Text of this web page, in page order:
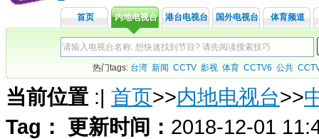
首页 内地电视台 港台电视台 国外电视台 体育频道
热门tags: 台湾 新闻 CCTV 影视 体育 CCTV6 公共
当前位置 :| 首页>>内地电视台>>
Tag：
更新时间： 2018-12-01